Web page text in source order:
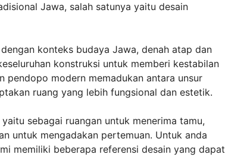
Jawa, salah satunya yaitu desain
konteks budaya Jawa, denah atap dan
konstruksi untuk memberi kestabilan
pendopo modern memadukan antara unsur
ruang yang lebih fungsional dan estetik.
sebagai ruangan untuk menerima tamu,
untuk mengadakan pertemuan. Untuk anda
memiliki beberapa referensi desain yang dapat